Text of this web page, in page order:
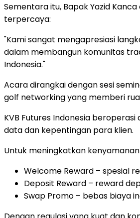
Sementara itu, Bapak Yazid
terpercaya:
"Kami sangat mengapresiasi
dalam membangun komunitas
Indonesia."
Acara dirangkai dengan sesi
golf networking yang memberi
KVB Futures Indonesia
data dan kepentingan para klien.
Untuk meningkatkan
Welcome Reward – spesial
Deposit Reward – reward
Swap Promo – bebas biaya